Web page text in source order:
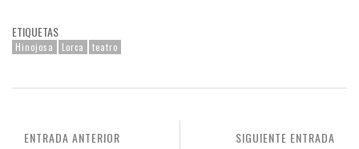
ETIQUETAS
Hinojosa Lorca teatro
SIGUIENTE ENTRADA
ENTRADA ANTERIOR